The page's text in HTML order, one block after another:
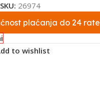
SKU: 26974
plaćanja do 24 rate
to wishlist